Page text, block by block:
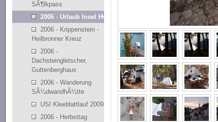
SÃ¶lkpass
2006 - Urlaub Insel Hvar
2006 - Krippenstein -
Heilbronner Kreuz
2006 -
Dachsteingletscher,
Guttenberghaus
2006 - Wanderung
SÃ¼dwandhÃ¼tte
USI Kleeblattlauf 2009
2006 - Herbsttag